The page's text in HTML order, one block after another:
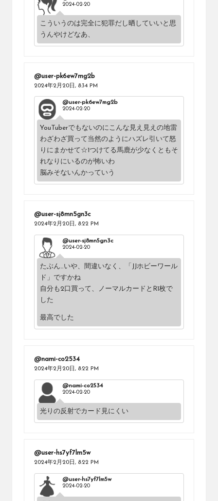
2024-02-20
こういうのは完全に犯罪だし晒していいと思
うんやけどなあ、
@user-pk6ew7mg2b
2024年2月20日, 8:34 PM
@user-pk6ew7mg2b
2024-02-20
YouTuberでもないのにこんな見え見えの地雷
わざわざ買って当然のようにハズレ引いて怒
りにまかせて☆1つけてる馬鹿が少なくともそ
れなりにいるのが怖いわ
脳みそないんかっていう
@user-sj8mn5gn3c
2024年2月20日, 8:22 PM
@user-sj8mn5gn3c
2024-02-20
たぶん…いや、間違いなく、「JJホビーワール
ド」ですかね
自分も2口買って、ノーマルカードとR1枚で
した
最高でした
@nami-co2534
2024年2月20日, 8:22 PM
@nami-co2534
2024-02-20
光りの反射でカード見にくい
@user-hs7yf7lm5w
2024年2月20日, 8:22 PM
@user-hs7yf7lm5w
2024-02-20